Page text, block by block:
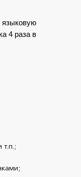
языковую
4 раза в